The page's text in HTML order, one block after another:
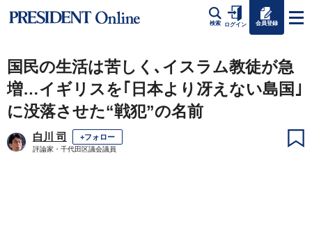
検索 ログイン 会員登録
国民の生活は苦しく､イスラム教徒が急
増…イギリスを｢日本より冴えない島国｣
に没落させた“戦犯”の名前
白川 司 +フォロー
評論家・千代田区議会議員